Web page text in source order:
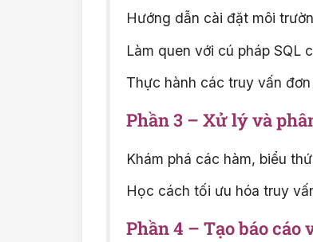
Hướng dẫn cài đặt môi
Làm quen với cú pháp SQL
Thực hành các truy vấn
Phần 3 – Xử lý và
Khám phá các hàm, biểu
Học cách tối ưu hóa truy
Phần 4 – Tạo báo